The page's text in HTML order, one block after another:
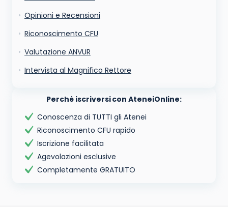
Opinioni e Recensioni
Riconoscimento CFU
Valutazione ANVUR
Intervista al Magnifico Rettore
Perché iscriversi con AteneiOnline:
Conoscenza di TUTTI gli Atenei
Riconoscimento CFU rapido
Iscrizione facilitata
Agevolazioni esclusive
Completamente GRATUITO